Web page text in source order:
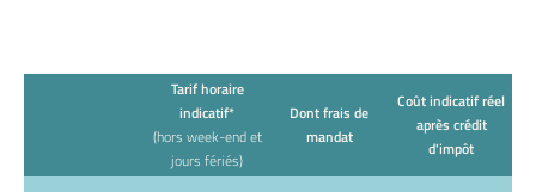
Tarif horaire
indicatif*
(hors week-end et
jours fériés)
Dont frais de
mandat
Coût indicatif réel
après crédit
d'impôt